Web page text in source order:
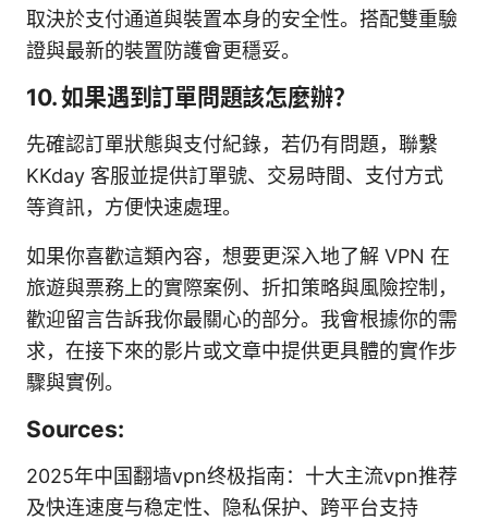
取決於支付通道與裝置本身的安全性。搭配雙重驗
證與最新的裝置防護會更穩妥。
10. 如果遇到訂單問題該怎麼辦？
先確認訂單狀態與支付紀錄，若仍有問題，聯繫
KKday 客服並提供訂單號、交易時間、支付方式
等資訊，方便快速處理。
如果你喜歡這類內容，想要更深入地了解 VPN 在
旅遊與票務上的實際案例、折扣策略與風險控制，
歡迎留言告訴我你最關心的部分。我會根據你的需
求，在接下來的影片或文章中提供更具體的實作步
驟與實例。
Sources:
2025年中国翻墙vpn终极指南：十大主流vpn推荐
及快连速度与稳定性、隐私保护、跨平台支持